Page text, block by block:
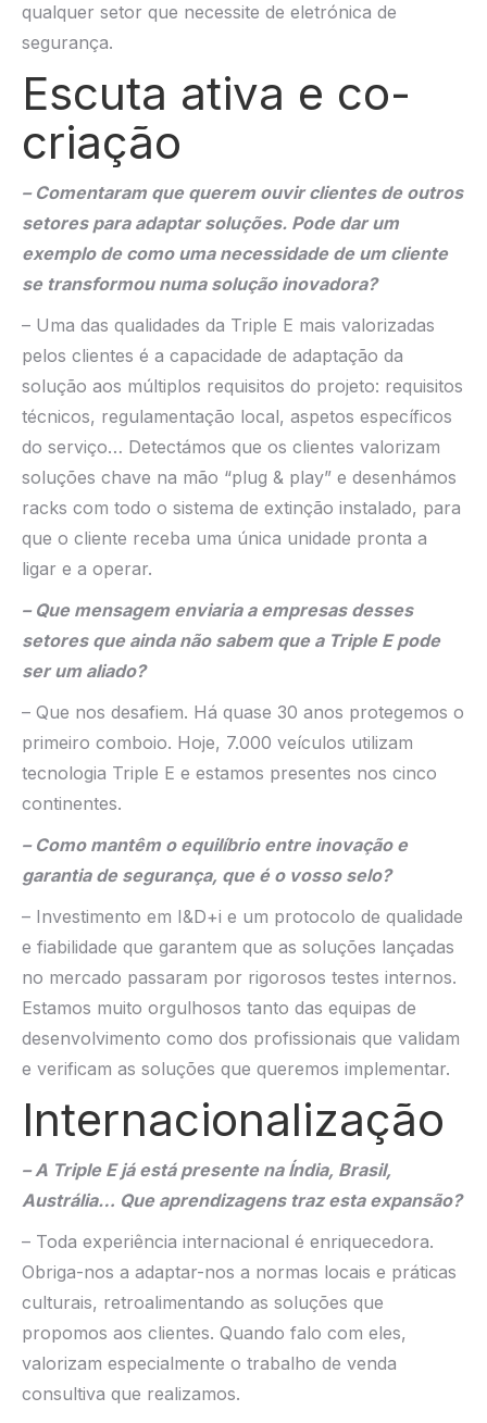
qualquer setor que necessite de eletrónica de
segurança.
Escuta ativa e co-
criação
– Comentaram que querem ouvir clientes de outros
setores para adaptar soluções. Pode dar um
exemplo de como uma necessidade de um cliente
se transformou numa solução inovadora?
– Uma das qualidades da Triple E mais valorizadas
pelos clientes é a capacidade de adaptação da
solução aos múltiplos requisitos do projeto: requisitos
técnicos, regulamentação local, aspetos específicos
do serviço… Detectámos que os clientes valorizam
soluções chave na mão “plug & play” e desenhámos
racks com todo o sistema de extinção instalado, para
que o cliente receba uma única unidade pronta a
ligar e a operar.
– Que mensagem enviaria a empresas desses
setores que ainda não sabem que a Triple E pode
ser um aliado?
– Que nos desafiem. Há quase 30 anos protegemos o
primeiro comboio. Hoje, 7.000 veículos utilizam
tecnologia Triple E e estamos presentes nos cinco
continentes.
– Como mantêm o equilíbrio entre inovação e
garantia de segurança, que é o vosso selo?
– Investimento em I&D+i e um protocolo de qualidade
e fiabilidade que garantem que as soluções lançadas
no mercado passaram por rigorosos testes internos.
Estamos muito orgulhosos tanto das equipas de
desenvolvimento como dos profissionais que validam
e verificam as soluções que queremos implementar.
Internacionalização
– A Triple E já está presente na Índia, Brasil,
Austrália… Que aprendizagens traz esta expansão?
– Toda experiência internacional é enriquecedora.
Obriga-nos a adaptar-nos a normas locais e práticas
culturais, retroalimentando as soluções que
propomos aos clientes. Quando falo com eles,
valorizam especialmente o trabalho de venda
consultiva que realizamos.